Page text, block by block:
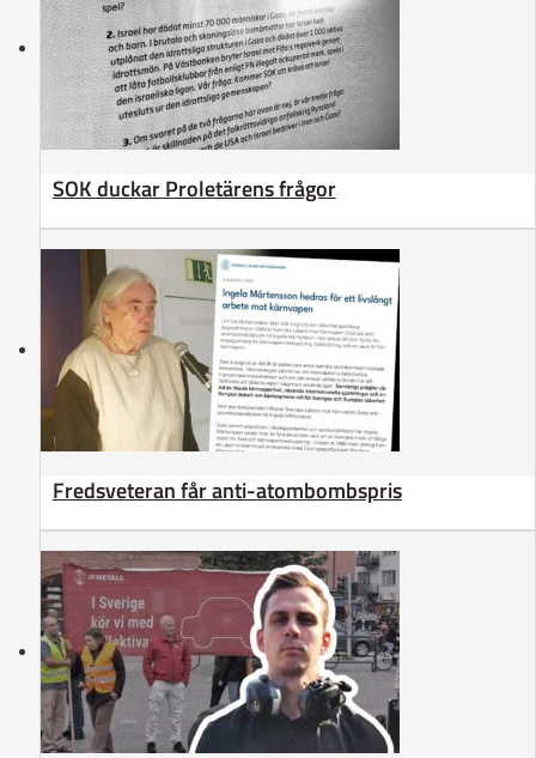
SOK duckar Proletärens frågor
Fredsveteran får anti-atombombspris